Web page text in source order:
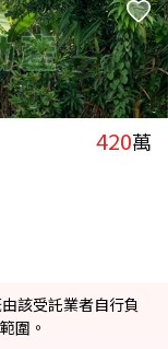
420萬
該受託業者自行負
圍。